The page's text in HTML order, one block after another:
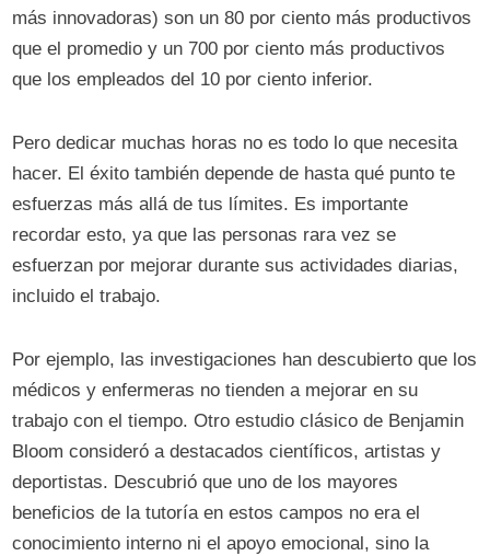
más innovadoras) son un 80 por ciento más productivos
que el promedio y un 700 por ciento más productivos
que los empleados del 10 por ciento inferior.
Pero dedicar muchas horas no es todo lo que necesita
hacer. El éxito también depende de hasta qué punto te
esfuerzas más allá de tus límites. Es importante
recordar esto, ya que las personas rara vez se
esfuerzan por mejorar durante sus actividades diarias,
incluido el trabajo.
Por ejemplo, las investigaciones han descubierto que los
médicos y enfermeras no tienden a mejorar en su
trabajo con el tiempo. Otro estudio clásico de Benjamin
Bloom consideró a destacados científicos, artistas y
deportistas. Descubrió que uno de los mayores
beneficios de la tutoría en estos campos no era el
conocimiento interno ni el apoyo emocional, sino la